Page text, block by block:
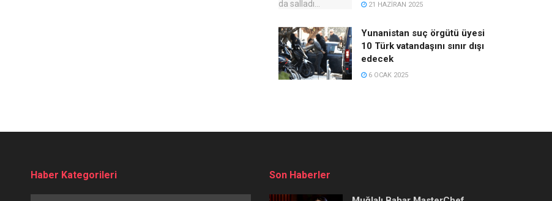
21 HAZIRAN 2025
Yunanistan suç örgütü üyesi
10 Türk vatandaşını sınır dışı
edecek
6 OCAK 2025
Haber Kategorileri Son Haberler